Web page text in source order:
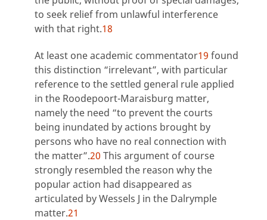
to seek relief from unlawful interference
with that right.18
At least one academic commentator19 found
this distinction “irrelevant”, with particular
reference to the settled general rule applied
in the Roodepoort-Maraisburg matter,
namely the need “to prevent the courts
being inundated by actions brought by
persons who have no real connection with
the matter”.20 This argument of course
strongly resembled the reason why the
popular action had disappeared as
articulated by Wessels J in the Dalrymple
matter.21